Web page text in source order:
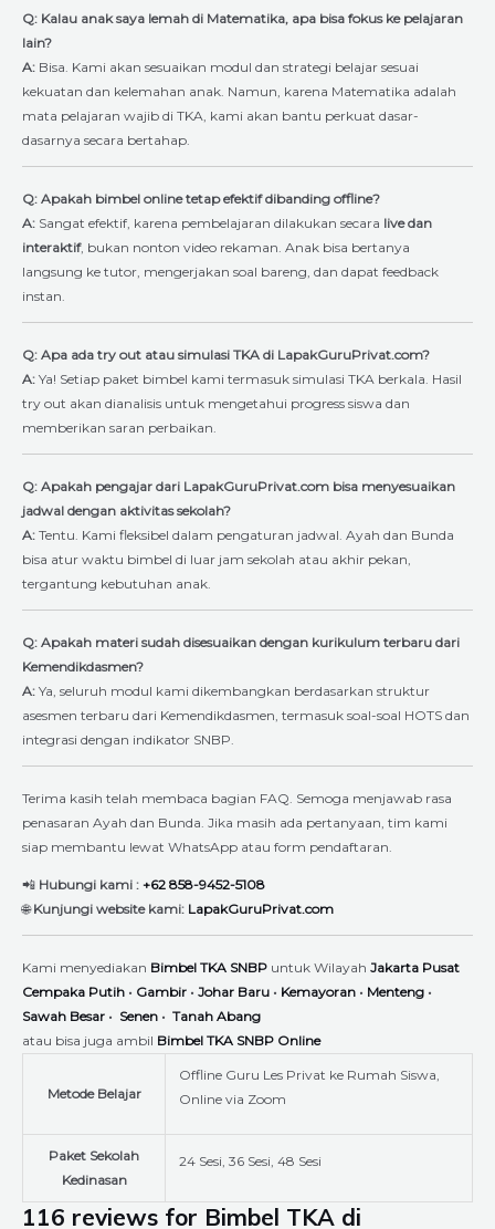
Q: Kalau anak saya lemah di Matematika, apa bisa fokus ke pelajaran
lain?
A: Bisa. Kami akan sesuaikan modul dan strategi belajar sesuai
kekuatan dan kelemahan anak. Namun, karena Matematika adalah
mata pelajaran wajib di TKA, kami akan bantu perkuat dasar-
dasarnya secara bertahap.
Q: Apakah bimbel online tetap efektif dibanding offline?
A: Sangat efektif, karena pembelajaran dilakukan secara live dan
interaktif, bukan nonton video rekaman. Anak bisa bertanya
langsung ke tutor, mengerjakan soal bareng, dan dapat feedback
instan.
Q: Apa ada try out atau simulasi TKA di LapakGuruPrivat.com?
A: Ya! Setiap paket bimbel kami termasuk simulasi TKA berkala. Hasil
try out akan dianalisis untuk mengetahui progress siswa dan
memberikan saran perbaikan.
Q: Apakah pengajar dari LapakGuruPrivat.com bisa menyesuaikan
jadwal dengan aktivitas sekolah?
A: Tentu. Kami fleksibel dalam pengaturan jadwal. Ayah dan Bunda
bisa atur waktu bimbel di luar jam sekolah atau akhir pekan,
tergantung kebutuhan anak.
Q: Apakah materi sudah disesuaikan dengan kurikulum terbaru dari
Kemendikdasmen?
A: Ya, seluruh modul kami dikembangkan berdasarkan struktur
asesmen terbaru dari Kemendikdasmen, termasuk soal-soal HOTS dan
integrasi dengan indikator SNBP.
Terima kasih telah membaca bagian FAQ. Semoga menjawab rasa
penasaran Ayah dan Bunda. Jika masih ada pertanyaan, tim kami
siap membantu lewat WhatsApp atau form pendaftaran.
📲 Hubungi kami : +62 858-9452-5108
🌐Kunjungi website kami: LapakGuruPrivat.com
Kami menyediakan Bimbel TKA SNBP untuk Wilayah Jakarta Pusat
Cempaka Putih • Gambir • Johar Baru • Kemayoran • Menteng •
Sawah Besar • Senen • Tanah Abang
atau bisa juga ambil Bimbel TKA SNBP Online
Metode Belajar
Offline Guru Les Privat ke Rumah Siswa,
Online via Zoom
Paket Sekolah
Kedinasan
24 Sesi, 36 Sesi, 48 Sesi
116 reviews for Bimbel TKA di